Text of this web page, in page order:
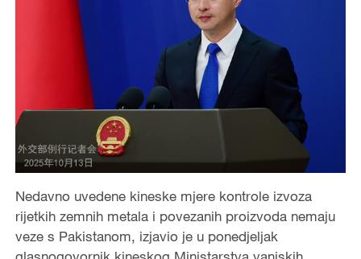
Nedavno uvedene kineske mjere kontrole izvoza
rijetkih zemnih metala i povezanih proizvoda nemaju
veze s Pakistanom, izjavio je u ponedjeljak